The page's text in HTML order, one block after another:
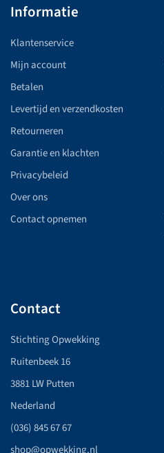
Informatie
Klantenservice
Mijn account
Betalen
Levertijd en verzendkosten
Retourneren
Garantie en klachten
Privacybeleid
Over ons
Contact opnemen
Contact
Stichting Opwekking
Ruitenbeek 16
3881 LW Putten
Nederland
(036) 845 67 67
shop@opwekking.nl